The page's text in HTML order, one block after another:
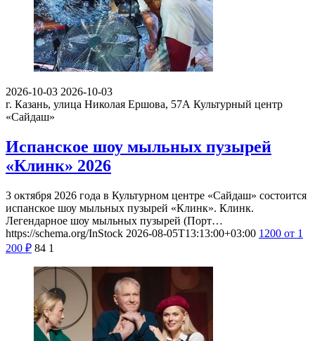
2026-10-03 2026-10-03
г. Казань, улица Николая Ершова, 57А Культурный центр
«Сайдаш»
Испанское шоу мыльных пузырей
«Клинк» 2026
3 октября 2026 года в Культурном центре «Сайдаш» состоится
испанское шоу мыльных пузырей «Клинк». Клинк.
Легендарное шоу мыльных пузырей (Порт…
https://schema.org/InStock 2026-08-05T13:13:00+03:00 1200 от 1
200 ₽ 84 1